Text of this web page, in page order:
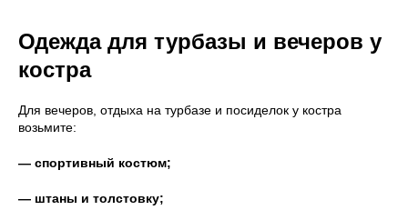
Одежда для турбазы и вечеров у
костра
Для вечеров, отдыха на турбазе и посиделок у костра
возьмите:
— спортивный костюм;
— штаны и толстовку;